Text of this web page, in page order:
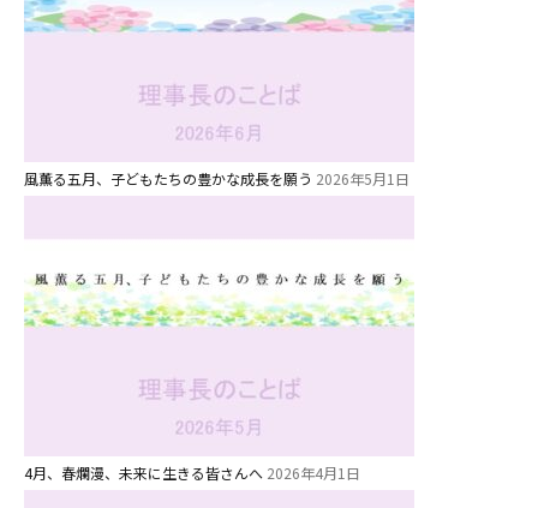
風薫る五月、子どもたちの豊かな成長を願う 2026年5月1日
4月、春爛漫、未来に生きる皆さんへ 2026年4月1日